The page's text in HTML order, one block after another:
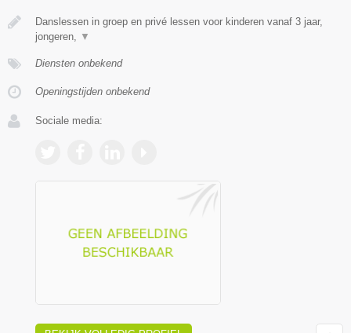
Danslessen in groep en privé lessen voor kinderen vanaf 3 jaar,
jongeren,
▼
Diensten onbekend
Openingstijden onbekend
Sociale media: